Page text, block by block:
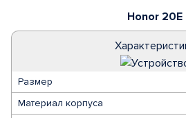
Honor 20E
Размер
Материал корпуса